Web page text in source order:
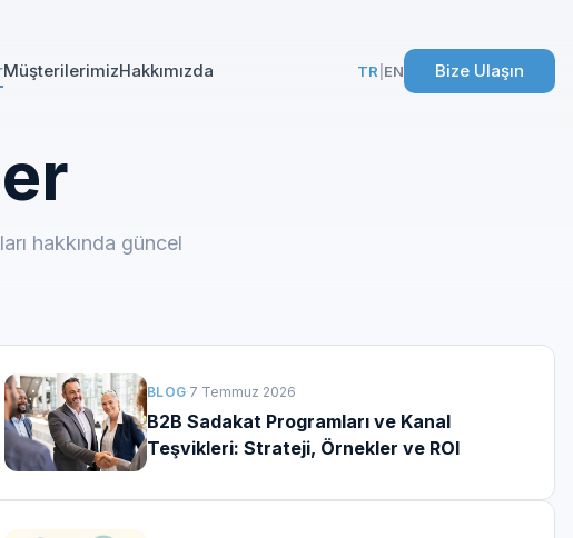
MüşterilerimizHakkımızda TR EN Bize Ulaşın
hakkında güncel
BLOG·7 Temmuz 2026
B2B Sadakat Programları ve Kanal
Teşvikleri: Strateji, Örnekler ve ROI